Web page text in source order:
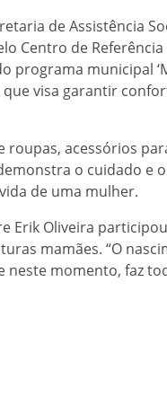
de Assistência
Centro de
programa municipal
visa garantir
acessórios
o cuidado e
de uma mulher.
Erik Oliveira
mamães. “O
momento, faz